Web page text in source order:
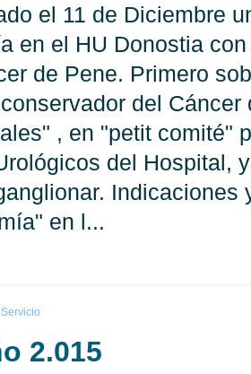
el 11 de Diciembre
en el HU Donostia
de Pene. Primero
del Cáncer
, en "petit comité"
del Hospital,
Indicaciones
en l...
2.015